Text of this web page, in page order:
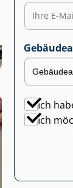
Ich
Ich